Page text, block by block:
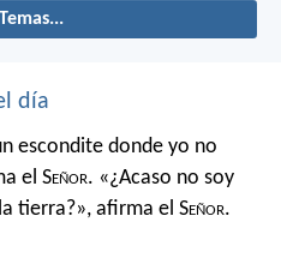
día
escondite donde yo no
el Señor. «¿Acaso no soy
tierra?», afirma el Señor.